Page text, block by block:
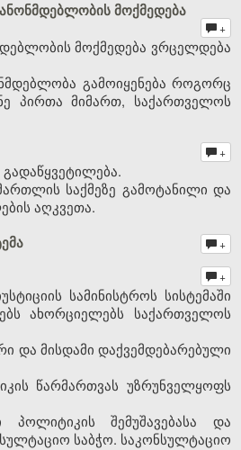
მოქმედება
+
მოქმედება ვრცელდება
გამოიყენება როგორც
პირთა მიმართ, საქართველოს
+
საქმეზე გამოტანილი და
აღკვეთა.
+
+
სამინისტროს სისტემაში
ახორციელებს საქართველოს
და მისდამი დაქვემდებარებული
წარმართვას უზრუნველყოფს
შემუშავებასა და
საბჭო. საკონსულტაციო